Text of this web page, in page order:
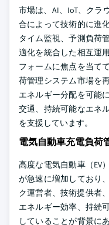
市場は、AI、IoT、クラ
合によって技術的に進
タイム監視、予測負荷
適化を統合した相互運
フォームに焦点を当て
荷管理システム市場を
エネルギー分配を可能
交通、持続可能なエネ
を支援しています。
電気自動車充電負荷
高度な電気自動車（EV
が急速に増加しており
ク運営者、技術提供者
エネルギー効率、持続
していることが背景に